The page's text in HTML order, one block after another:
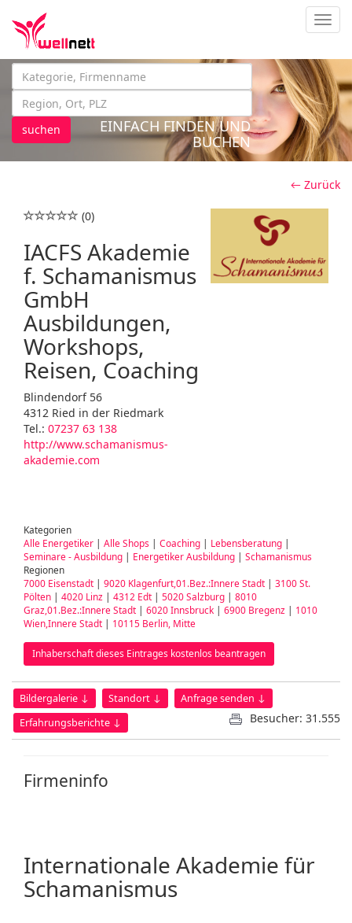
suchen
EINFACH FINDEN UND
BUCHEN
← Zurück
(0)
IACFS Akademie
f. Schamanismus
GmbH
Ausbildungen,
Workshops,
Reisen, Coaching
Blindendorf 56
4312 Ried in der Riedmark
Tel.: 07237 63 138
http://www.schamanismus-
akademie.com
Kategorien
Alle Energetiker | Alle Shops | Coaching | Lebensberatung |
Seminare - Ausbildung | Energetiker Ausbildung | Schamanismus
Regionen
7000 Eisenstadt | 9020 Klagenfurt,01.Bez.:Innere Stadt | 3100 St.
Pölten | 4020 Linz | 4312 Edt | 5020 Salzburg | 8010
Graz,01.Bez.:Innere Stadt | 6020 Innsbruck | 6900 Bregenz | 1010
Wien,Innere Stadt | 10115 Berlin, Mitte
Inhaberschaft dieses Eintrages kostenlos beantragen
Bildergalerie ↓ Standort ↓
Anfrage senden ↓
Erfahrungsberichte ↓
Besucher: 31.555
Firmeninfo
Internationale Akademie für
Schamanismus